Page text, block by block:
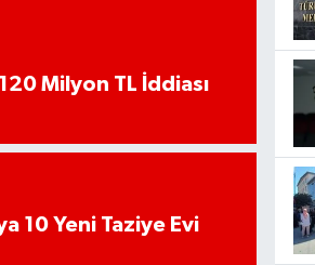
Milyon TL İddiası
10 Yeni Taziye Evi